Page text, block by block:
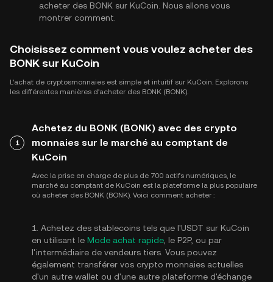
acheter des BONK sur KuCoin. Nous allons vous
montrer comment.
Choisissez comment vous voulez acheter des
BONK sur KuCoin
L'achat de cryptosmonnaies est simple et intuitif sur KuCoin. Explorons
les différentes manières d'acheter des BONK (BONK).
1
Achetez du BONK (BONK) avec des crypto
monnaies sur le marché au comptant de
KuCoin
Avec la prise en charge de plus de 700 actifs numériques, le
marché au comptant de KuCoin est la plateforme la plus populaire
où acheter des BONK (BONK). Voici comment acheter :
1. Achetez des stablecoins tels que l'USDT sur KuCoin
en utilisant le Mode achat rapide , le P2P, ou par
l'intermédiaire de vendeurs tiers. Vous pouvez
également transférer vos crypto monnaies actuelles
d'un autre wallet ou d'une autre plateforme d'échange